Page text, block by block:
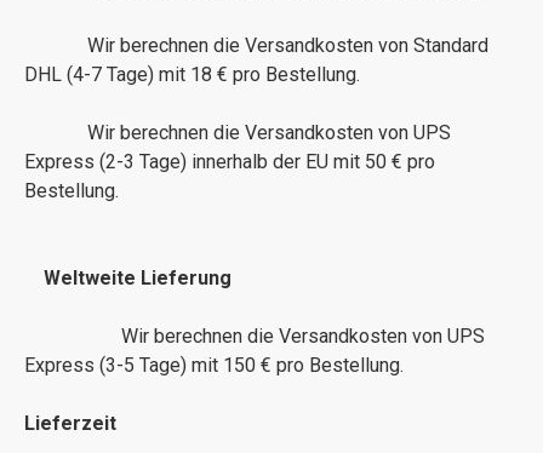
Wir berechnen die Versandkosten von Standard
DHL (4-7 Tage) mit 18 € pro Bestellung.
Wir berechnen die Versandkosten von UPS
Express (2-3 Tage) innerhalb der EU mit 50 € pro
Bestellung.
Weltweite Lieferung
Wir berechnen die Versandkosten von UPS
Express (3-5 Tage) mit 150 € pro Bestellung.
Lieferzeit